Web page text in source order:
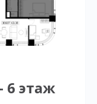
6 этаж